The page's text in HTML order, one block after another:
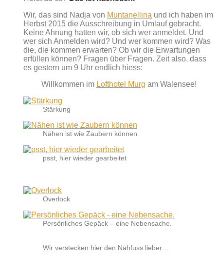
Wir, das sind Nadja von Muntanellina und ich haben im
Herbst 2015 die Ausschreibung in Umlauf gebracht.
Keine Ahnung hatten wir, ob sich wer anmeldet. Und
wer sich Anmelden wird? Und wer kommen wird? Was
die, die kommen erwarten? Ob wir die Erwartungen
erfüllen können? Fragen über Fragen. Zeit also, dass
es gestern um 9 Uhr endlich hiess:
Willkommen im Lofthotel Murg am Walensee!
Stärkung
Nähen ist wie Zaubern können
psst, hier wieder gearbeitet
Overlock
Persönliches Gepäck – eine Nebensache.
Wir verstecken hier den Nähfuss lieber…